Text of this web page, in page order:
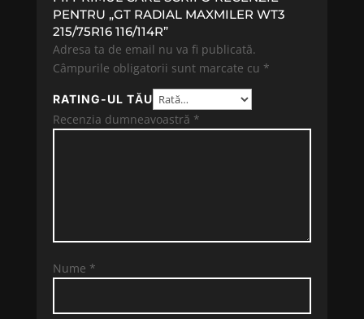
PENTRU „GT RADIAL MAXMILER WT3
215/75R16 116/114R”
Adresa ta de email nu va fi publicată.
Câmpurile obligatorii sunt marcate cu *
RATING-UL TĂU
Recenzia dumneavoastră *
Nume *